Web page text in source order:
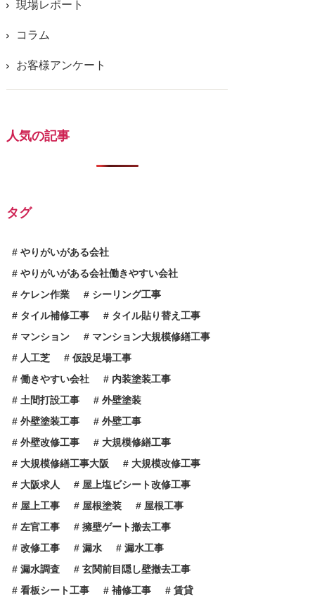
現場レポート
コラム
お客様アンケート
人気の記事
タグ
やりがいがある会社
やりがいがある会社働きやすい会社
ケレン作業
シーリング工事
タイル補修工事
タイル貼り替え工事
マンション
マンション大規模修繕工事
人工芝
仮設足場工事
働きやすい会社
内装塗装工事
土間打設工事
外壁塗装
外壁塗装工事
外壁工事
外壁改修工事
大規模修繕工事
大規模修繕工事大阪
大規模改修工事
大阪求人
屋上塩ビシート改修工事
屋上工事
屋根塗装
屋根工事
左官工事
擁壁ゲート撤去工事
改修工事
漏水
漏水工事
漏水調査
玄関前目隠し壁撤去工事
看板シート工事
補修工事
賃貸